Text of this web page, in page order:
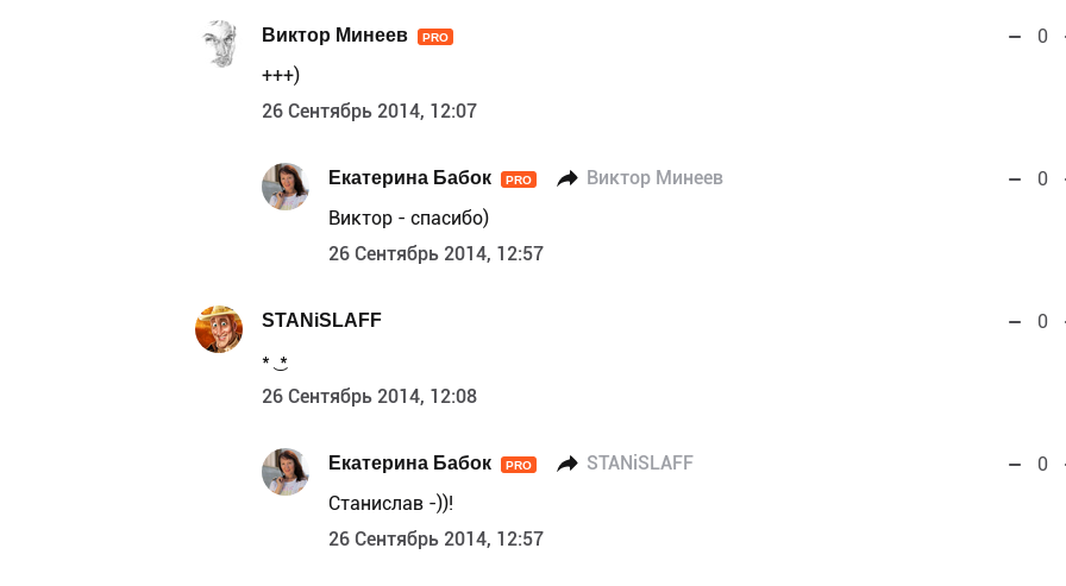
Виктор Минеев PRO
0
+++)
26 Сентябрь 2014, 12:07
Екатерина Бабок PRO Виктор Минеев
0
Виктор - спасибо)
26 Сентябрь 2014, 12:57
STANiSLAFF
0
* ͜ *
26 Сентябрь 2014, 12:08
Екатерина Бабок PRO STANiSLAFF
0
Станислав -))!
26 Сентябрь 2014, 12:57